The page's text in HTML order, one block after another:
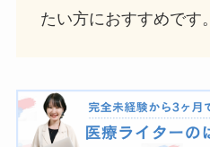
たい方におすすめです。